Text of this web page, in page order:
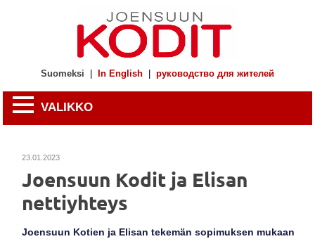
Suomeksi In English руководство для жителей
VALIKKO
23.01.2023
Joensuun Kodit ja Elisan
nettiyhteys
Joensuun Kotien ja Elisan tekemän sopimuksen mukaan